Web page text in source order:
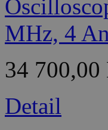
34 700,00
Detail